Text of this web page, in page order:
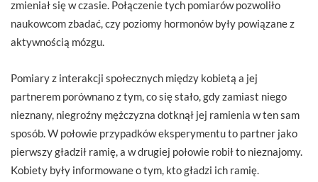
zmieniał się w czasie. Połączenie tych pomiarów pozwoliło
naukowcom zbadać, czy poziomy hormonów były powiązane z
aktywnością mózgu.
Pomiary z interakcji społecznych między kobietą a jej
partnerem porównano z tym, co się stało, gdy zamiast niego
nieznany, niegroźny mężczyzna dotknął jej ramienia w ten sam
sposób. W połowie przypadków eksperymentu to partner jako
pierwszy gładził ramię, a w drugiej połowie robił to nieznajomy.
Kobiety były informowane o tym, kto gładzi ich ramię.